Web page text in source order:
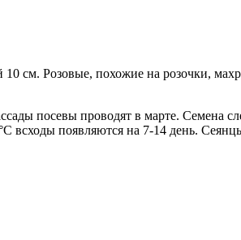
см. Розовые, похожие на розочки,
посевы проводят в марте. Семена
всходы появляются на 7-14 день.